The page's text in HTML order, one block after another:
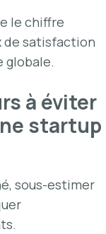
le chiffre
de satisfaction
globale.
à éviter
startup
sous-estimer